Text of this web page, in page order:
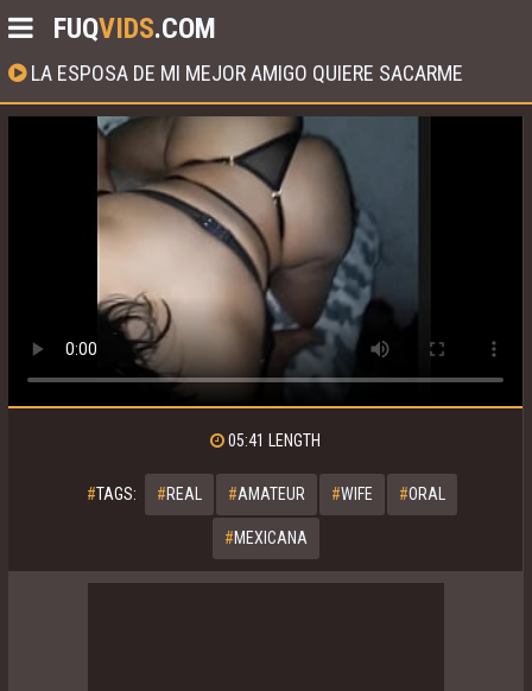
FUQVIDS.COM
LA ESPOSA DE MI MEJOR AMIGO QUIERE SACARME
LECHE TODO EL TIEMPO
05:41 LENGTH
#TAGS: #REAL #AMATEUR #WIFE #ORAL
#MEXICANA